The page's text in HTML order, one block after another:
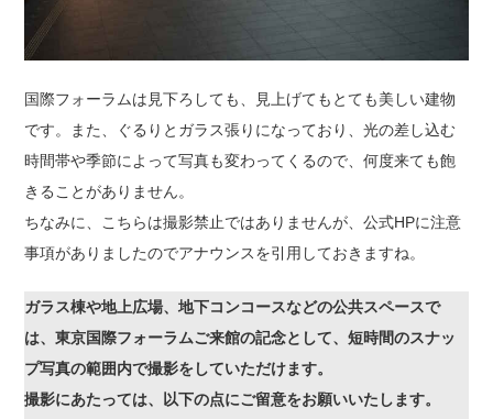
国際フォーラムは見下ろしても、見上げてもとても美しい建物
です。また、ぐるりとガラス張りになっており、光の差し込む
時間帯や季節によって写真も変わってくるので、何度来ても飽
きることがありません。
ちなみに、こちらは撮影禁止ではありませんが、公式HPに注意
事項がありましたのでアナウンスを引用しておきますね。
ガラス棟や地上広場、地下コンコースなどの公共スペースで
は、東京国際フォーラムご来館の記念として、短時間のスナッ
プ写真の範囲内で撮影をしていただけます。
撮影にあたっては、以下の点にご留意をお願いいたします。